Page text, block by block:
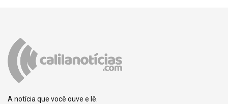
A notícia que você ouve e lê.